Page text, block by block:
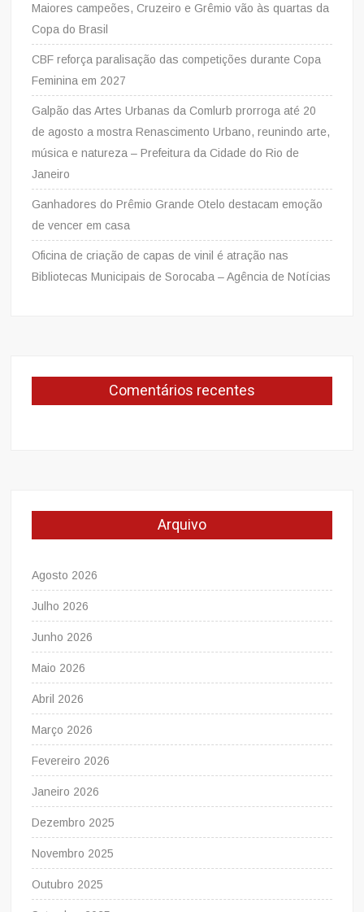
Maiores campeões, Cruzeiro e Grêmio vão às quartas da
Copa do Brasil
CBF reforça paralisação das competições durante Copa
Feminina em 2027
Galpão das Artes Urbanas da Comlurb prorroga até 20
de agosto a mostra Renascimento Urbano, reunindo arte,
música e natureza – Prefeitura da Cidade do Rio de
Janeiro
Ganhadores do Prêmio Grande Otelo destacam emoção
de vencer em casa
Oficina de criação de capas de vinil é atração nas
Bibliotecas Municipais de Sorocaba – Agência de Notícias
Comentários recentes
Arquivo
Agosto 2026
Julho 2026
Junho 2026
Maio 2026
Abril 2026
Março 2026
Fevereiro 2026
Janeiro 2026
Dezembro 2025
Novembro 2025
Outubro 2025